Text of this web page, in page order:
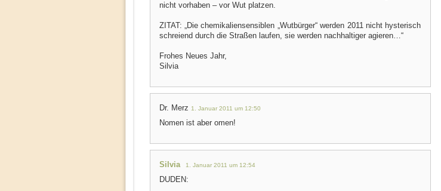
nicht vorhaben – vor Wut platzen.
ZITAT: „Die chemikaliensensiblen „Wutbürger“ werden 2011 nicht hysterisch
schreiend durch die Straßen laufen, sie werden nachhaltiger agieren…“
Frohes Neues Jahr,
Silvia
Dr. Merz 1. Januar 2011 um 12:50
Nomen ist aber omen!
Silvia 1. Januar 2011 um 12:54
DUDEN: